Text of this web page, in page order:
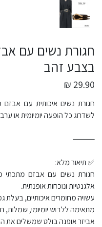
חגורת נשים עם
בצבע זהב
29.90 ₪
חגורת נשים איכותית עם אבזם
לשדרוג כל הופעה יומיומית או
⸻
✅ תיאור מלא:
חגורת נשים עם אבזם מתכתי
אלגנטיות ונוכחות אופנתית.
עשויה מחומרים איכותיים, בעלת
מתאימה ללבוש יומיומי, שמלות,
אביזר אופנה בולט שמשלים את